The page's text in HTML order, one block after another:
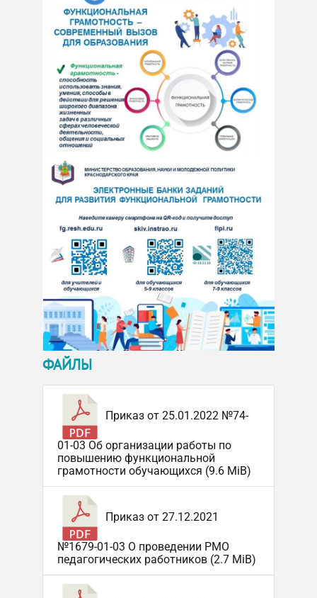
ФАЙЛЫ
Приказ от 25.01.2022 №74-
01-03 Об организации работы по
повышению функциональной
грамотности обучающихся (9.6 MiB)
Приказ от 27.12.2021
№1679-01-03 О проведении РМО
педагогических работников (2.7 MiB)